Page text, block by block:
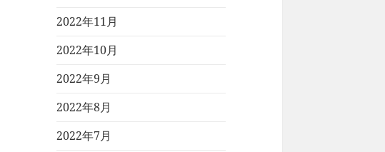
2022年11月
2022年10月
2022年9月
2022年8月
2022年7月